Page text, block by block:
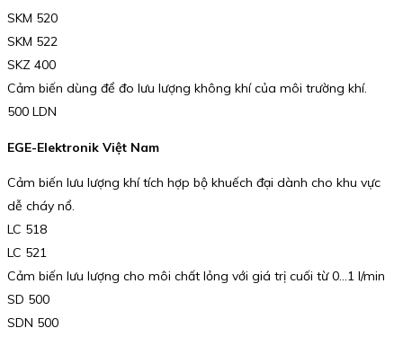
SKM 520
SKM 522
SKZ 400
Cảm biến dùng để đo lưu lượng không khí của môi trường khí.
500 LDN
EGE-Elektronik Việt Nam
Cảm biến lưu lượng khí tích hợp bộ khuếch đại dành cho khu vực
dễ cháy nổ.
LC 518
LC 521
Cảm biến lưu lượng cho môi chất lỏng với giá trị cuối từ 0…1 l/min
SD 500
SDN 500